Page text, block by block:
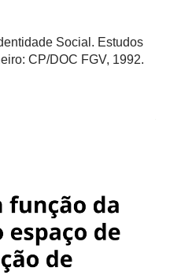
Social. Estudos
CP/DOC FGV, 1992.